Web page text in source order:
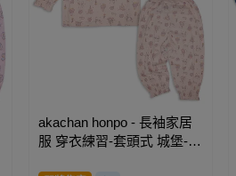
akachan honpo - 長袖家居
服 穿衣練習-套頭式 城堡-粉